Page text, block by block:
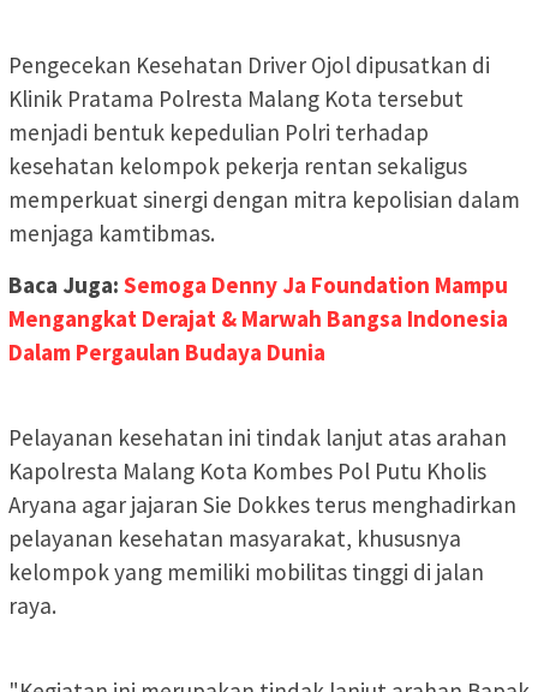
Pengecekan Kesehatan Driver Ojol dipusatkan di
Klinik Pratama Polresta Malang Kota tersebut
menjadi bentuk kepedulian Polri terhadap
kesehatan kelompok pekerja rentan sekaligus
memperkuat sinergi dengan mitra kepolisian dalam
menjaga kamtibmas.
Baca Juga: Semoga Denny Ja Foundation Mampu
Mengangkat Derajat & Marwah Bangsa Indonesia
Dalam Pergaulan Budaya Dunia
Pelayanan kesehatan ini tindak lanjut atas arahan
Kapolresta Malang Kota Kombes Pol Putu Kholis
Aryana agar jajaran Sie Dokkes terus menghadirkan
pelayanan kesehatan masyarakat, khususnya
kelompok yang memiliki mobilitas tinggi di jalan
raya.